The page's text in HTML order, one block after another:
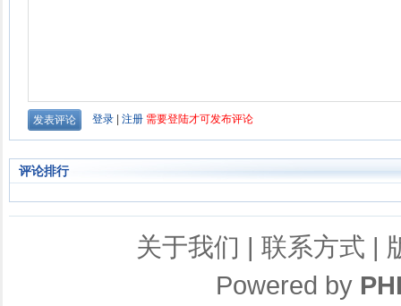
评论排行
关于我们 | 联系方式 |
Powered by